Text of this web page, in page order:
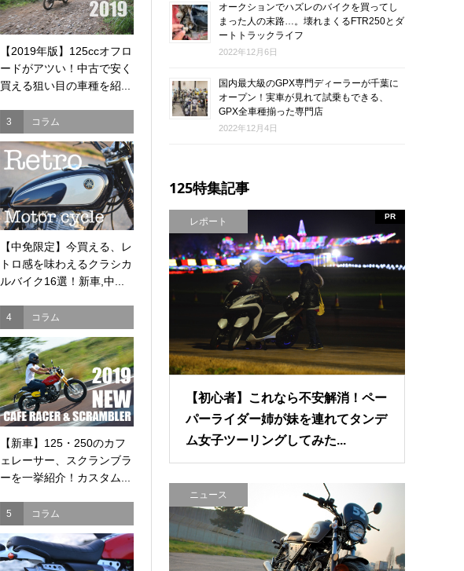
オークションでハズレのバイクを買ってし
まった人の末路…。壊れまくるFTR250とダ
ートトラックライフ
2022年12月6日
国内最大級のGPX専門ディーラーが千葉に
オープン！実車が見れて試乗もできる、
GPX全車種揃った専門店
2022年12月4日
125特集記事
レポート PR
【初心者】これなら不安解消！ペー
パーライダー姉が妹を連れてタンデ
ム女子ツーリングしてみた...
ニュース
【2019年版】125ccオフロ
ードがアツい！中古で安く
買える狙い目の車種を紹...
3 コラム
【中免限定】今買える、レ
トロ感を味わえるクラシカ
ルバイク16選！新車,中...
4 コラム
【新車】125・250のカフ
ェレーサー、スクランブラ
ーを一挙紹介！カスタム...
5 コラム